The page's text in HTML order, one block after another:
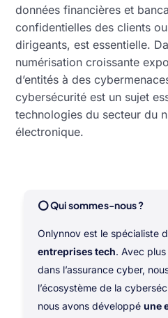
données financières et
confidentielles des clients
dirigeants, est essentielle.
numérisation croissante
d’entités à des
cybersécurité est un sujet
technologies du secteur du
électronique.
⭕ Qui sommes-nous ?
Onlynnov est le spécialiste
entreprises tech. Avec plus
dans l’assurance cyber,
l’écosystème de la
nous avons développé une